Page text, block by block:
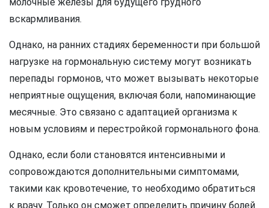
вскармливания.
Однако, на ранних стадиях беременности при большой
нагрузке на гормональную систему могут возникать
перепады гормонов, что может вызывать некоторые
неприятные ощущения, включая боли, напоминающие
месячные. Это связано с адаптацией организма к
новым условиям и перестройкой гормонального фона.
Однако, если боли становятся интенсивными и
сопровождаются дополнительными симптомами,
такими как кровотечение, то необходимо обратиться
к врачу. Только он сможет определить причину болей